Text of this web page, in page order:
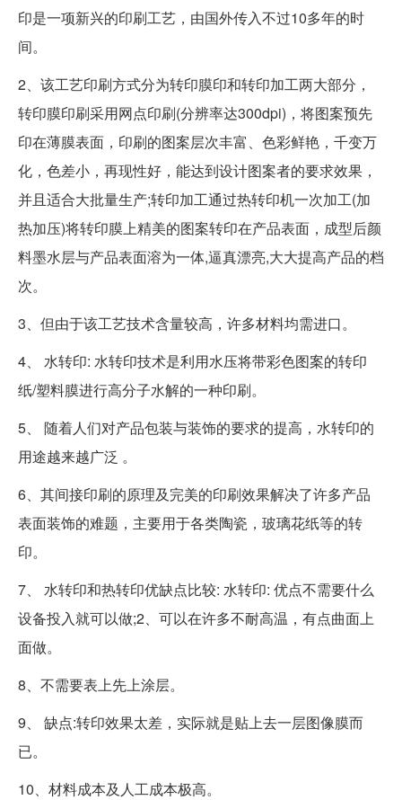
印是一项新兴的印刷工艺，由国外传入不过10多年的时
间。
2、该工艺印刷方式分为转印膜印和转印加工两大部分，
转印膜印刷采用网点印刷(分辨率达300dpi)，将图案预先
印在薄膜表面，印刷的图案层次丰富、色彩鲜艳，千变万
化，色差小，再现性好，能达到设计图案者的要求效果，
并且适合大批量生产;转印加工通过热转印机一次加工(加
热加压)将转印膜上精美的图案转印在产品表面，成型后颜
料墨水层与产品表面溶为一体,逼真漂亮,大大提高产品的档
次。
3、但由于该工艺技术含量较高，许多材料均需进口。
4、 水转印: 水转印技术是利用水压将带彩色图案的转印
纸/塑料膜进行高分子水解的一种印刷。
5、 随着人们对产品包装与装饰的要求的提高，水转印的
用途越来越广泛 。
6、其间接印刷的原理及完美的印刷效果解决了许多产品
表面装饰的难题，主要用于各类陶瓷，玻璃花纸等的转
印。
7、 水转印和热转印优缺点比较: 水转印: 优点不需要什么
设备投入就可以做;2、可以在许多不耐高温，有点曲面上
面做。
8、不需要表上先上涂层。
9、 缺点:转印效果太差，实际就是贴上去一层图像膜而
已。
10、材料成本及人工成本极高。